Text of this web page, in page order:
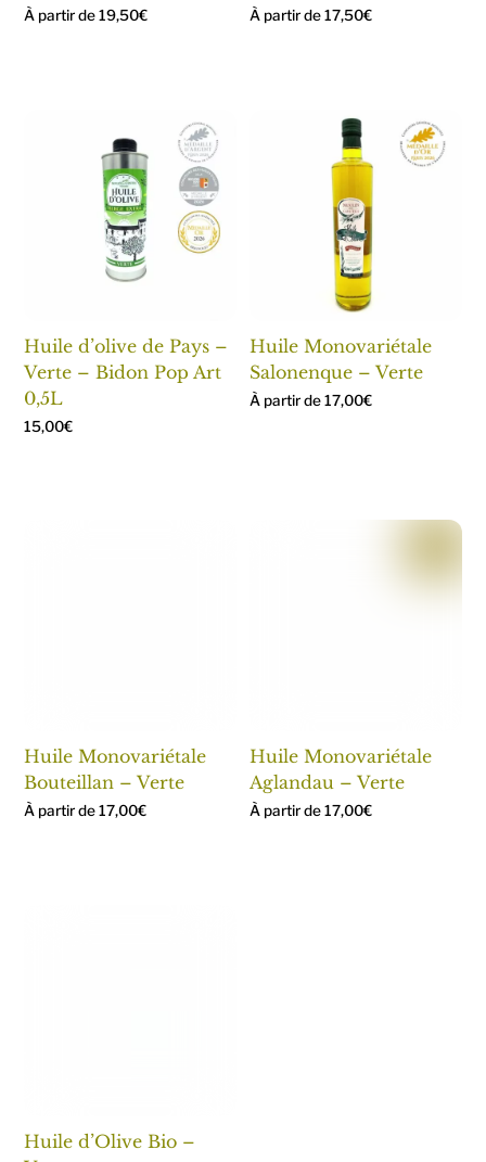
À partir de19,50€ À partir de17,50€
Huile d’olive de Pays –
Verte – Bidon Pop Art
0,5L
15,00€
Huile Monovariétale
Salonenque – Verte
À partir de17,00€
Huile Monovariétale
Bouteillan – Verte
À partir de17,00€
Huile Monovariétale
Aglandau – Verte
À partir de17,00€
Huile d’Olive Bio –